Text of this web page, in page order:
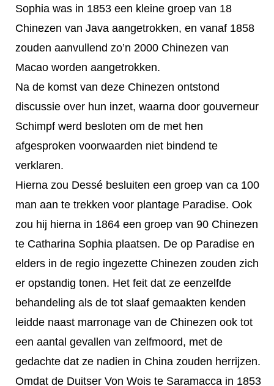
Sophia was in 1853 een kleine groep van 18
Chinezen van Java aangetrokken, en vanaf 1858
zouden aanvullend zo’n 2000 Chinezen van
Macao worden aangetrokken.
Na de komst van deze Chinezen ontstond
discussie over hun inzet, waarna door gouverneur
Schimpf werd besloten om de met hen
afgesproken voorwaarden niet bindend te
verklaren.
Hierna zou Dessé besluiten een groep van ca 100
man aan te trekken voor plantage Paradise. Ook
zou hij hierna in 1864 een groep van 90 Chinezen
te Catharina Sophia plaatsen. De op Paradise en
elders in de regio ingezette Chinezen zouden zich
er opstandig tonen. Het feit dat ze eenzelfde
behandeling als de tot slaaf gemaakten kenden
leidde naast marronage van de Chinezen ook tot
een aantal gevallen van zelfmoord, met de
gedachte dat ze nadien in China zouden herrijzen.
Omdat de Duitser Von Wois te Saramacca in 1853